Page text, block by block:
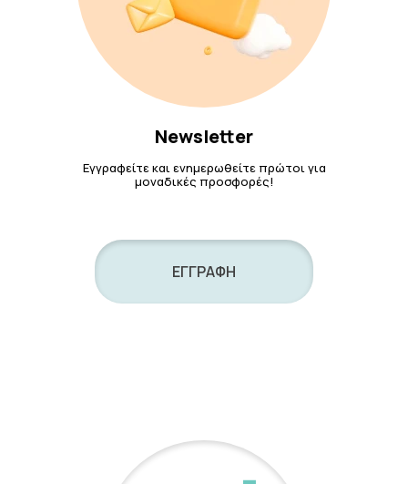
Newsletter
Εγγραφείτε και ενημερωθείτε πρώτοι για
μοναδικές προσφορές!
ΕΓΓΡΑΦΗ